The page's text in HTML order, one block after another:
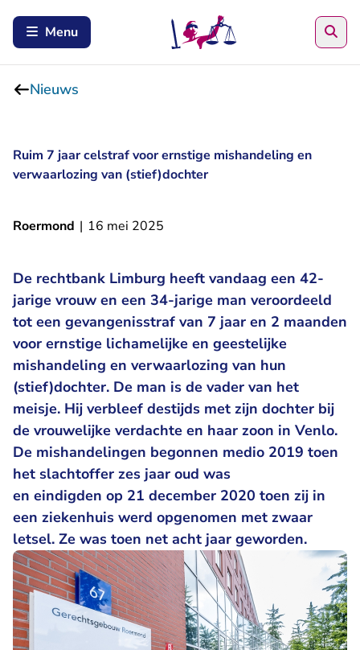
Menu
Nieuws
Ruim 7 jaar celstraf voor ernstige mishandeling en
verwaarlozing van (stief)dochter
Roermond | 16 mei 2025
De rechtbank Limburg heeft vandaag een 42-
jarige vrouw en een 34-jarige man veroordeeld
tot een gevangenisstraf van 7 jaar en 2 maanden
voor ernstige lichamelijke en geestelijke
mishandeling en verwaarlozing van hun
(stief)dochter. De man is de vader van het
meisje. Hij verbleef destijds met zijn dochter bij
de vrouwelijke verdachte en haar zoon in Venlo.
De mishandelingen begonnen medio 2019 toen
het slachtoffer zes jaar oud was
en eindigden op 21 december 2020 toen zij in
een ziekenhuis werd opgenomen met zwaar
letsel. Ze was toen net acht jaar geworden.